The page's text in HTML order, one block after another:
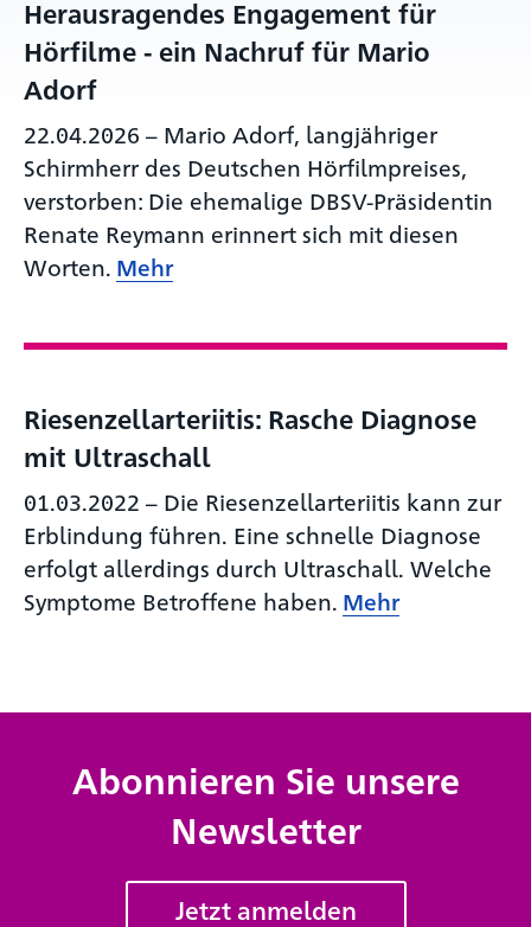
Herausragendes Engagement für
Hörfilme - ein Nachruf für Mario
Adorf
22.04.2026 – Mario Adorf, langjähriger
Schirmherr des Deutschen Hörfilmpreises,
verstorben: Die ehemalige DBSV-Präsidentin
Renate Reymann erinnert sich mit diesen
Worten. Mehr
Riesenzellarteriitis: Rasche Diagnose
mit Ultraschall
01.03.2022 – Die Riesenzellarteriitis kann zur
Erblindung führen. Eine schnelle Diagnose
erfolgt allerdings durch Ultraschall. Welche
Symptome Betroffene haben. Mehr
Abonnieren Sie unsere
Newsletter
Jetzt anmelden